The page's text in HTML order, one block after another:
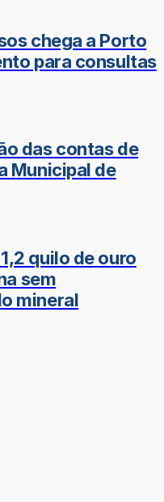
chega a Porto
para consultas
das contas de
Municipal de
quilo de ouro
sem
mineral